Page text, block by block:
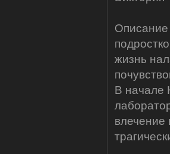
жизнь
В начале
влечение